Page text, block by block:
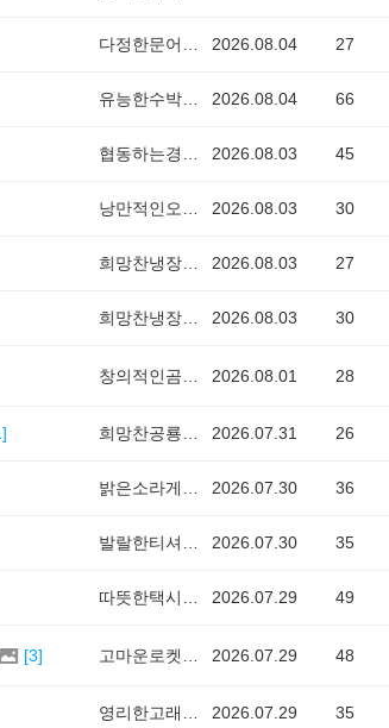
2026.08.04 27
2026.08.04 66
2026.08.03 45
2026.08.03 30
2026.08.03 27
2026.08.03 30
2026.08.01 28
] 2026.07.31 26
2026.07.30 36
2026.07.30 35
2026.07.29 49
[3] 2026.07.29 48
2026.07.29 35